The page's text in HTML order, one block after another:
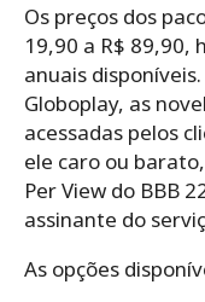
Os preços dos
19,90 a R$ 89,90,
anuais
Globoplay, as
acessadas pelos
ele caro ou
Per View do BBB
assinante do
As opções